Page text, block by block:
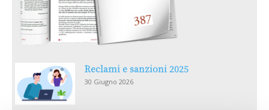
Reclami e sanzioni 2025
30 Giugno 2026